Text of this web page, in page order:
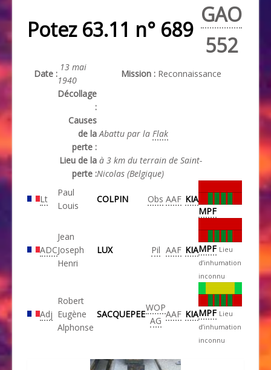
Potez 63.11 n° 689
GAO
552
Date :
13 mai
1940
Mission : Reconnaissance
Décollage
:
Causes
de la
perte :
Abattu par la Flak
Lieu de la
perte :
à 3 km du terrain de Saint-
Nicolas (Belgique)
Lt
Paul
Louis
COLPIN Obs AAF KIA
MPF
ADC
Jean
Joseph
Henri
LUX Pil AAF KIAMPF Lieu
d’inhumation
inconnu
Adj
Robert
Eugène
Alphonse
SACQUEPEE
WOP
AG
AAF KIAMPF Lieu
d’inhumation
inconnu